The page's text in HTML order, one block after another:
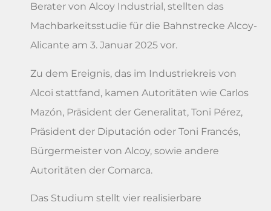
Berater von Alcoy Industrial, stellten das
Machbarkeitsstudie für die Bahnstrecke Alcoy-
Alicante am 3. Januar 2025 vor.
Zu dem Ereignis, das im Industriekreis von
Alcoi stattfand, kamen Autoritäten wie Carlos
Mazón, Präsident der Generalitat, Toni Pérez,
Präsident der Diputación oder Toni Francés,
Bürgermeister von Alcoy, sowie andere
Autoritäten der Comarca.
Das Studium stellt vier realisierbare